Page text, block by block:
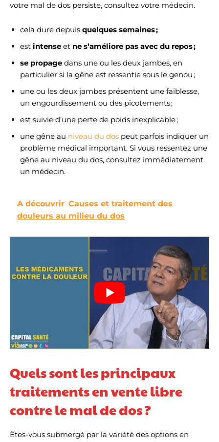
votre mal de dos persiste, consultez votre médecin.
cela dure depuis quelques semaines ;
est intense et ne s’améliore pas avec du repos ;
se propage dans une ou les deux jambes, en
particulier si la gêne est ressentie sous le genou ;
une ou les deux jambes présentent une faiblesse,
un engourdissement ou des picotements ;
est suivie d’une perte de poids inexplicable ;
une gêne au niveau du dos peut parfois indiquer un
problème médical important. Si vous ressentez une
gêne au niveau du dos, consultez immédiatement
un médecin.
A découvrir Causes et traitement des
douleurs au milieu du dos
Quels sont les principaux
traitements en vente libre
contre le mal de dos ?
Êtes-vous submergé par la variété des options en